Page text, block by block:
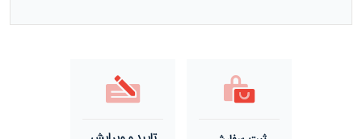
مفتول گالوانیزه گرم ACSR صید
مفتول گالوانیزه سرد